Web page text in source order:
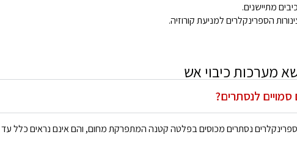
מתיישנים.
הספרינקלרים למניעת קורוזיה.
מערכות כיבוי אש
לנסתרים?
נסתרים מכוסים בפלטה קטנה המתפרקת מחום, והם אינם נראים כלל